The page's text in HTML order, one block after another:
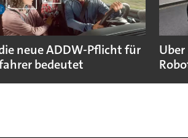
neue ADDW-Pflicht für
bedeutet